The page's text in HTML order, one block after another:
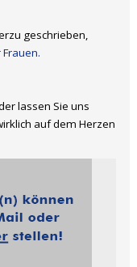
geschrieben,
lassen Sie uns
auf dem Herzen